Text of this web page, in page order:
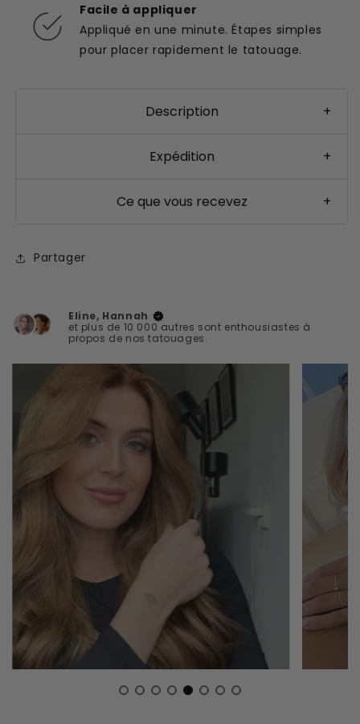
Facile à appliquer
Appliqué en une minute. Étapes simples
pour placer rapidement le tatouage.
Description +
Expédition +
Ce que vous recevez +
Partager
Eline, Hannah
et plus de 10 000 autres sont enthousiastes à
propos de nos tatouages.